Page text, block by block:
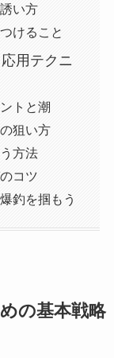
い方
けること
用テクニ
トと潮
狙い方
方法
コツ
釣を掴もう
の基本戦略